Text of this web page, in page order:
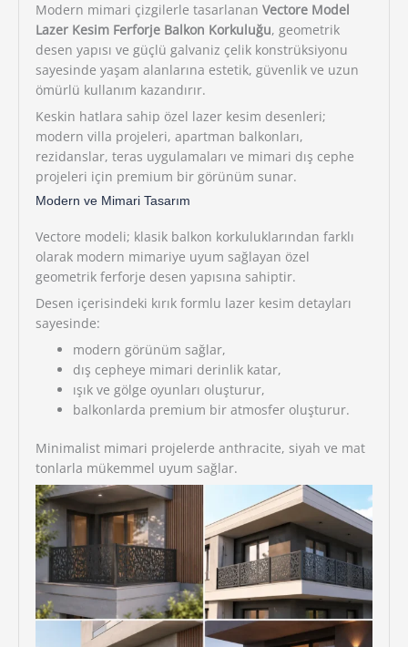
Modern mimari çizgilerle tasarlanan Vectore Model
Lazer Kesim Ferforje Balkon Korkuluğu, geometrik
desen yapısı ve güçlü galvaniz çelik konstrüksiyonu
sayesinde yaşam alanlarına estetik, güvenlik ve uzun
ömürlü kullanım kazandırır.
Keskin hatlara sahip özel lazer kesim desenleri;
modern villa projeleri, apartman balkonları,
rezidanslar, teras uygulamaları ve mimari dış cephe
projeleri için premium bir görünüm sunar.
Modern ve Mimari Tasarım
Vectore modeli; klasik balkon korkuluklarından farklı
olarak modern mimariye uyum sağlayan özel
geometrik ferforje desen yapısına sahiptir.
Desen içerisindeki kırık formlu lazer kesim detayları
sayesinde:
modern görünüm sağlar,
dış cepheye mimari derinlik katar,
ışık ve gölge oyunları oluşturur,
balkonlarda premium bir atmosfer oluşturur.
Minimalist mimari projelerde anthracite, siyah ve mat
tonlarla mükemmel uyum sağlar.